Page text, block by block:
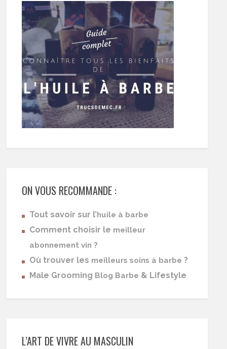
ON VOUS RECOMMANDE :
Tout savoir sur l’huile à barbe
Comment choisir le meilleur
abonnement vin ?
Où trouver les meilleurs soins à barbe ?
Male Grooming Blog Barbe & Lifestyle
L’ART DE VIVRE AU MASCULIN